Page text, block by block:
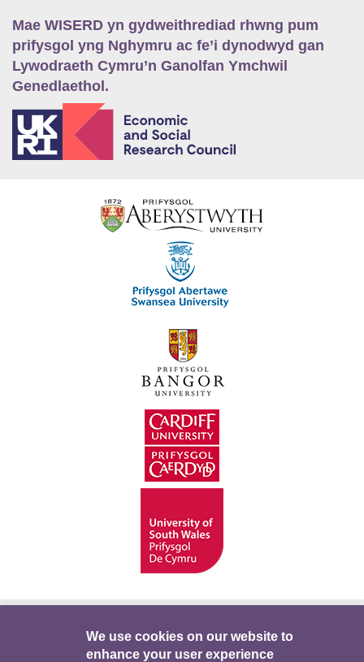
Mae WISERD yn gydweithrediad rhwng pum
prifysgol yng Nghymru ac fe’i dynodwyd gan
Lywodraeth Cymru’n Ganolfan Ymchwil
Genedlaethol.
We use cookies on our website to
enhance your user experience